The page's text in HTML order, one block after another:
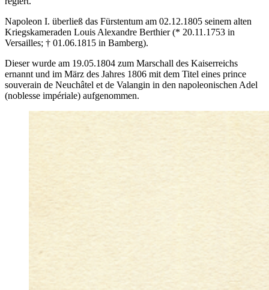
Napoleon I. überließ das Fürstentum am 02.12.1805 seinem alten
Kriegskameraden Louis Alexandre Berthier (* 20.11.1753 in
Versailles; † 01.06.1815 in Bamberg).
Dieser wurde am 19.05.1804 zum Marschall des Kaiserreichs
ernannt und im März des Jahres 1806 mit dem Titel eines prince
souverain de Neuchâtel et de Valangin in den napoleonischen Adel
(noblesse impériale) aufgenommen.